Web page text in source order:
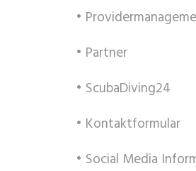
•
• Partner
• ScubaDiving24
• Kontaktformular
• Social Media